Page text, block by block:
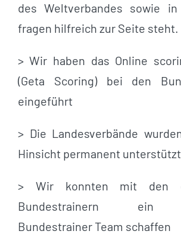
des Weltverbandes sowie
fragen hilfreich zur Seite steht.
> Wir haben das Online
(Geta Scoring) bei den
eingeführt
> Die Landesverbände
Hinsicht permanent
> Wir konnten mit den
Bundestrainern ein
Bundestrainer Team schaffen